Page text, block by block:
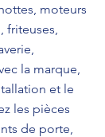
moteurs
friteuses,
la marque,
et le
les pièces
de porte,